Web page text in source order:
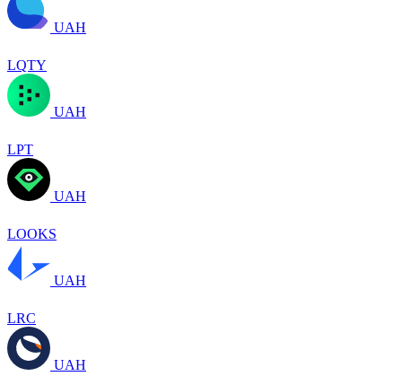
UAH
LQTY
UAH
LPT
UAH
LOOKS
UAH
LRC
UAH